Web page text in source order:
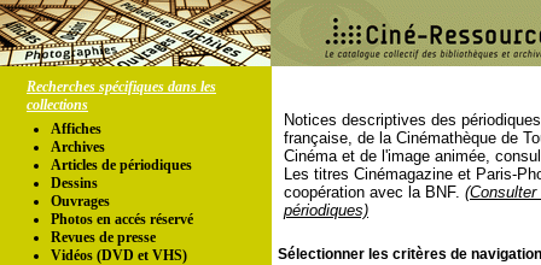
Recherches spécifiques dans les
collections
Affiches
Archives
Articles de périodiques
Dessins
Ouvrages
Photos en accés réservé
Revues de presse
Vidéos (DVD et VHS)
Notices descriptives des
française, de la Cinémathèque de
Cinéma et de l'image animée,
Les titres Cinémagazine et Paris-
coopération avec la BNF.
périodiques)
Sélectionner les critères de